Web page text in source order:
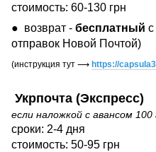
стоимость: 60-130 грн
● возврат - бесплатный с
отправок Новой Почтой)
(инструкция тут ⟶ https://
Укрпочта (Экспресс)
если наложкой с авансом 100
сроки: 2-4 дня
стоимость: 50-95 грн